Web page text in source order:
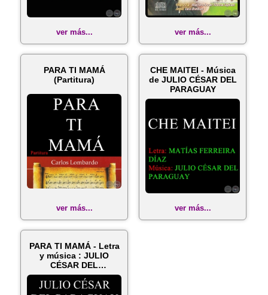
ver más... ver más...
PARA TI MAMÁ
(Partitura)
ver más...
CHE MAITEI - Música
de JULIO CÉSAR DEL
PARAGUAY
ver más...
PARA TI MAMÁ - Letra
y música : JULIO
CÉSAR DEL
PARAGUAY